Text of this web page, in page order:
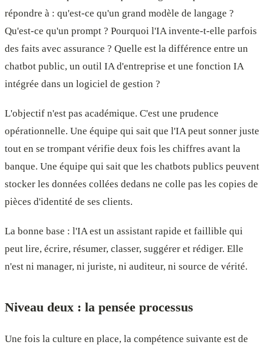
répondre à : qu'est-ce qu'un grand modèle de langage ?
Qu'est-ce qu'un prompt ? Pourquoi l'IA invente-t-elle parfois
des faits avec assurance ? Quelle est la différence entre un
chatbot public, un outil IA d'entreprise et une fonction IA
intégrée dans un logiciel de gestion ?
L'objectif n'est pas académique. C'est une prudence
opérationnelle. Une équipe qui sait que l'IA peut sonner juste
tout en se trompant vérifie deux fois les chiffres avant la
banque. Une équipe qui sait que les chatbots publics peuvent
stocker les données collées dedans ne colle pas les copies de
pièces d'identité de ses clients.
La bonne base : l'IA est un assistant rapide et faillible qui
peut lire, écrire, résumer, classer, suggérer et rédiger. Elle
n'est ni manager, ni juriste, ni auditeur, ni source de vérité.
Niveau deux : la pensée processus
Une fois la culture en place, la compétence suivante est de